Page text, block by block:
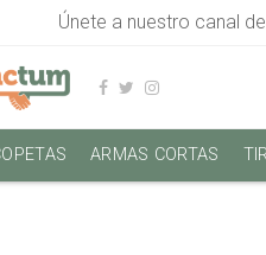
Únete a nuestro canal de
ARMAS CORTAS